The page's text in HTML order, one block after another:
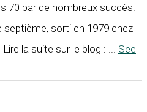
70 par de nombreux succès.
septième, sorti en 1979 chez
la suite sur le blog :
See